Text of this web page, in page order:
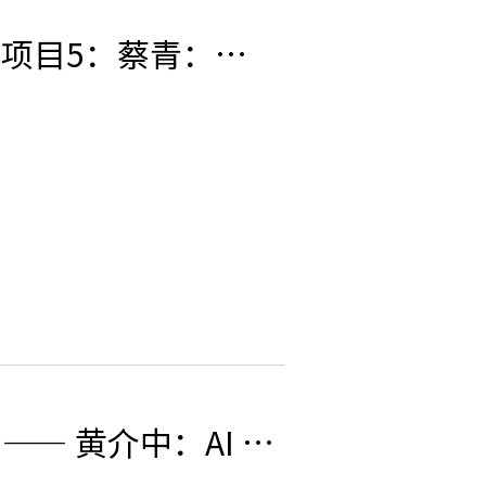
讲座预告 | 热带眼#潮汐项目5：蔡青：东南亚的行为艺术
讲座预告 | 未来格式 #9 —— 黄介中：AI 工具的中国文化和艺术实践的案例分享